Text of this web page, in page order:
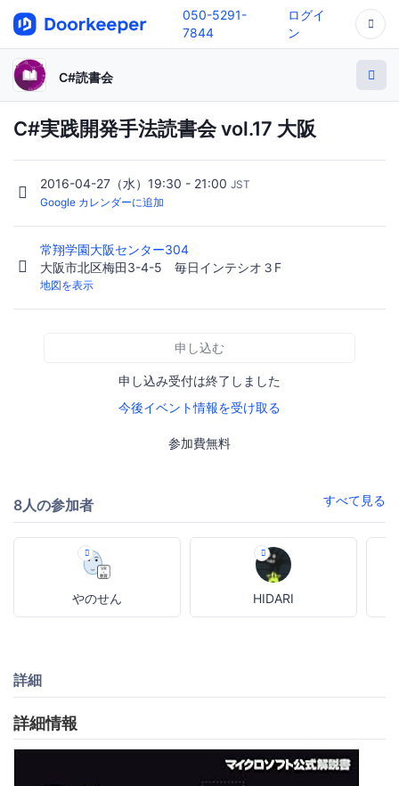
050-5291-
7844
ログイ
ン
C#読書会
C#実践開発手法読書会 vol.17 大阪
2016-04-27（水）19:30 - 21:00 JST
Google カレンダーに追加
常翔学園大阪センター304
大阪市北区梅田3-4-5 毎日インテシオ３F
地図を表示
申し込む
申し込み受付は終了しました
今後イベント情報を受け取る
参加費無料
8人の参加者 すべて見る
やのせん HIDARI
詳細
詳細情報